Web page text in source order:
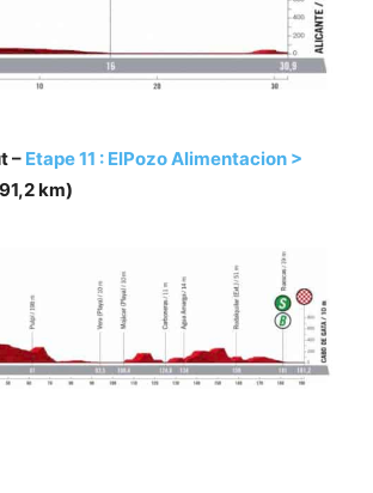
– Etape 11 : ElPozo Alimentacion >
km)